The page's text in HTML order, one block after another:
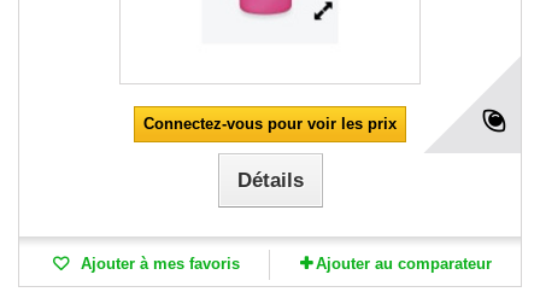
Connectez-vous pour voir les prix
Détails
Ajouter à mes favoris Ajouter au comparateur